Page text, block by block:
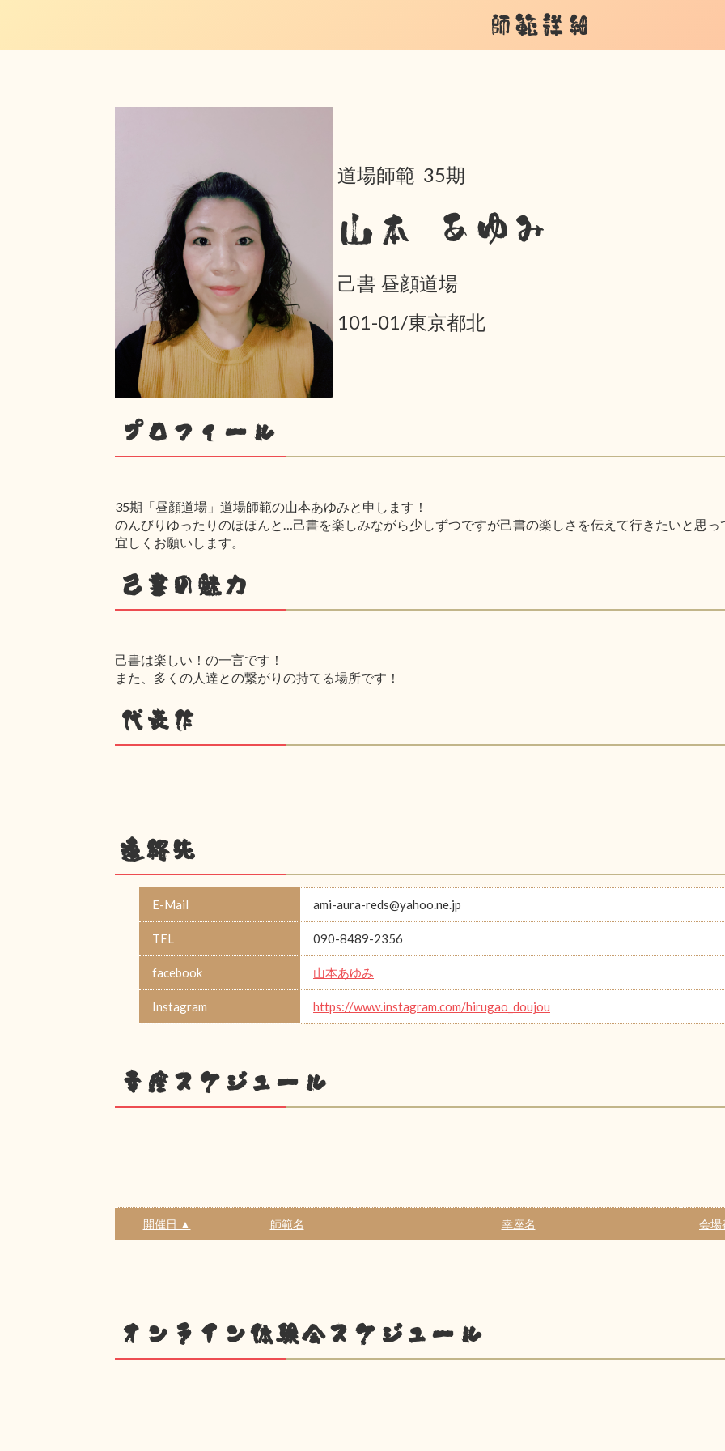
師範詳細
道場師範 35期
山本 あゆみ
己書 昼顔道場
101-01/東京都北
プロフィール
35期「昼顔道場」道場師範の山本あゆみと申します！
のんびりゆったりのほほんと…己書を楽しみながら少しずつですが己書の楽しさを伝えて行きたいと思っ
宜しくお願いします。
己書の魅力
己書は楽しい！の一言です！
また、多くの人達との繋がりの持てる場所です！
代表作
連絡先
E-Mail ami-aura-reds@yahoo.ne.jp
TEL 090-8489-2356
facebook 山本あゆみ
Instagram https://www.instagram.com/hirugao_doujou
幸座スケジュール
開催日 ▲ 師範名 幸座名 会場
オンライン体験会スケジュール